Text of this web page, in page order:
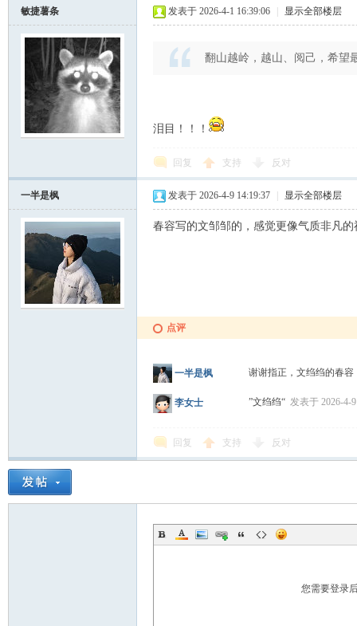
敏捷薯条 发表于 2026-4-1 16:39:06 显示全部楼层
翻山越岭，越山、阅己，希望
泪目！！！
回复 支持 反对
一半是枫 发表于 2026-4-9 14:19:37 显示全部楼层
春容写的文邹邹的，感觉更像气质非凡的
点评
一半是枫 谢谢指正，文绉绉的春
李女士 ”文绉绉“ 发表于 2026-4-
回复 支持 反对
您需要登录